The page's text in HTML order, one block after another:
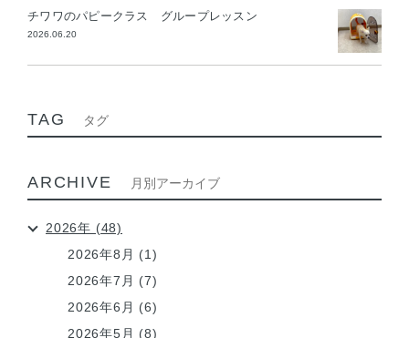
チワワのパピークラス グループレッスン
2026.06.20
TAG タグ
ARCHIVE 月別アーカイブ
2026年 (48)
2026年8月 (1)
2026年7月 (7)
2026年6月 (6)
2026年5月 (8)